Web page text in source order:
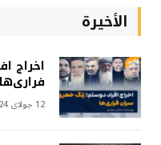
الأخيرة
اخراج
فراری‌ها
12 جولای 2024